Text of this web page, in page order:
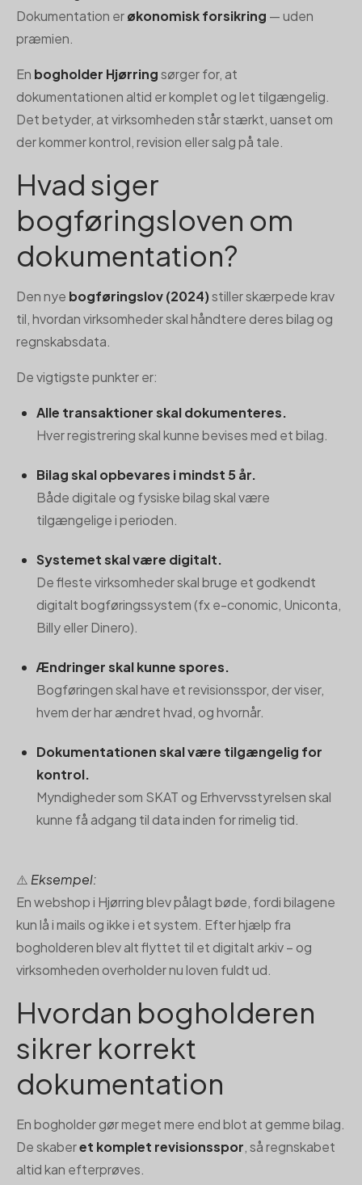
Dokumentation erøkonomisk forsikring — uden
præmien.
En bogholder Hjørringsørger for, at
dokumentationen altid er komplet og let tilgængelig.
Det betyder, at virksomheden står stærkt, uanset om
der kommer kontrol, revision eller salg på tale.
Hvad siger
bogføringsloven om
dokumentation?
Den nye bogføringslov (2024)stiller skærpede krav
til, hvordan virksomheder skal håndtere deres bilag og
regnskabsdata.
De vigtigste punkter er:
Alle transaktioner skal dokumenteres.
Hver registrering skal kunne bevises med et bilag.
Bilag skal opbevares i mindst 5 år.
Både digitale og fysiske bilag skal være
tilgængelige i perioden.
Systemet skal være digitalt.
De fleste virksomheder skal bruge et godkendt
digitalt bogføringssystem (fx e-conomic, Uniconta,
Billy eller Dinero).
Ændringer skal kunne spores.
Bogføringen skal have et revisionsspor, der viser,
hvem der har ændret hvad, og hvornår.
Dokumentationen skal være tilgængelig for
kontrol.
Myndigheder som SKAT og Erhvervsstyrelsen skal
kunne få adgang til data inden for rimelig tid.
⚠️ Eksempel:
En webshop i Hjørring blev pålagt bøde, fordi bilagene
kun lå i mails og ikke i et system. Efter hjælp fra
bogholderen blev alt flyttet til et digitalt arkiv – og
virksomheden overholder nu loven fuldt ud.
Hvordan bogholderen
sikrer korrekt
dokumentation
En bogholder gør meget mere end blot at gemme bilag.
De skaberet komplet revisionsspor, så regnskabet
altid kan efterprøves.